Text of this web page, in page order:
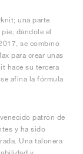
una parte
dándole el
se combinó
para crear unas
hace su tercera
afina la fórmula
patrón de
y ha sido
Una talonera